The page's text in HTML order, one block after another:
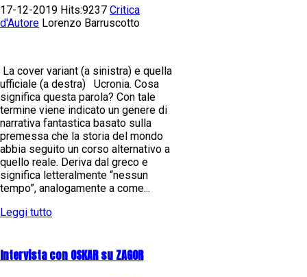
17-12-2019 Hits:9237 Critica
d'Autore Lorenzo Barruscotto
La cover variant (a sinistra) e quella
ufficiale (a destra) Ucronia. Cosa
significa questa parola? Con tale
termine viene indicato un genere di
narrativa fantastica basato sulla
premessa che la storia del mondo
abbia seguito un corso alternativo a
quello reale. Deriva dal greco e
significa letteralmente “nessun
tempo”, analogamente a come...
Leggi tutto
Intervista con OSKAR su ZAGOR